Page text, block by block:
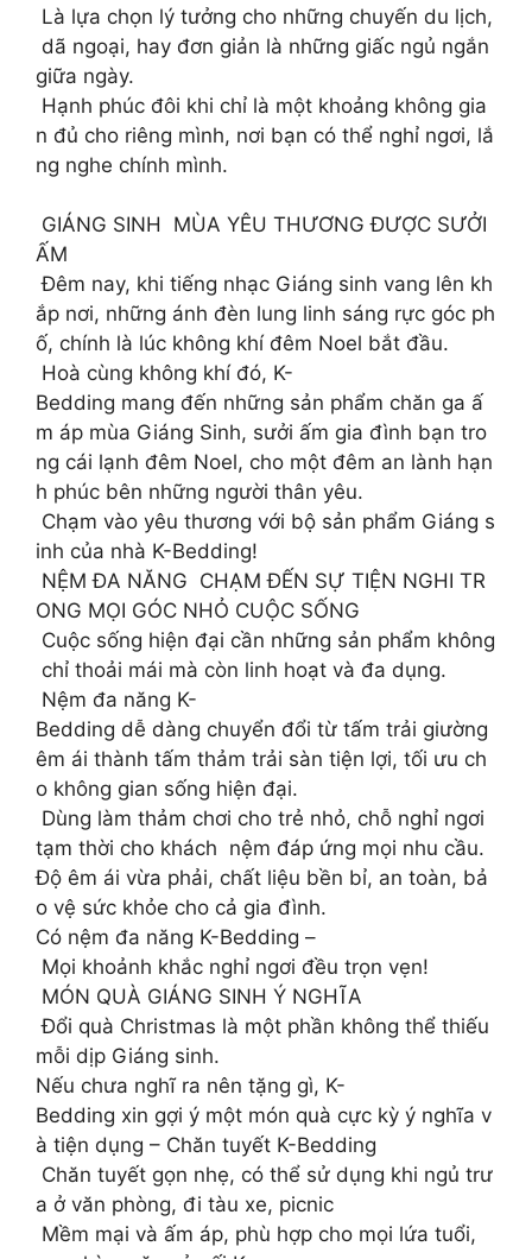
Là lựa chọn lý tưởng cho những chuyến du lịch,
dã ngoại, hay đơn giản là những giấc ngủ ngắn
giữa ngày.
Hạnh phúc đôi khi chỉ là một khoảng không gia
n đủ cho riêng mình, nơi bạn có thể nghỉ ngơi, lắ
ng nghe chính mình.
GIÁNG SINH MÙA YÊU THƯƠNG ĐƯỢC SƯỞI
ẤM
Đêm nay, khi tiếng nhạc Giáng sinh vang lên kh
ắp nơi, những ánh đèn lung linh sáng rực góc ph
ố, chính là lúc không khí đêm Noel bắt đầu.
Hoà cùng không khí đó, K-
Bedding mang đến những sản phẩm chăn ga ấ
m áp mùa Giáng Sinh, sưởi ấm gia đình bạn tro
ng cái lạnh đêm Noel, cho một đêm an lành hạn
h phúc bên những người thân yêu.
Chạm vào yêu thương với bộ sản phẩm Giáng s
inh của nhà K-Bedding!
NỆM ĐA NĂNG CHẠM ĐẾN SỰ TIỆN NGHI TR
ONG MỌI GÓC NHỎ CUỘC SỐNG
Cuộc sống hiện đại cần những sản phẩm không
chỉ thoải mái mà còn linh hoạt và đa dụng.
Nệm đa năng K-
Bedding dễ dàng chuyển đổi từ tấm trải giường
êm ái thành tấm thảm trải sàn tiện lợi, tối ưu ch
o không gian sống hiện đại.
Dùng làm thảm chơi cho trẻ nhỏ, chỗ nghỉ ngơi
tạm thời cho khách nệm đáp ứng mọi nhu cầu.
Độ êm ái vừa phải, chất liệu bền bỉ, an toàn, bả
o vệ sức khỏe cho cả gia đình.
Có nệm đa năng K-Bedding –
Mọi khoảnh khắc nghỉ ngơi đều trọn vẹn!
MÓN QUÀ GIÁNG SINH Ý NGHĨA ️
Đổi quà Christmas là một phần không thể thiếu
mỗi dịp Giáng sinh.
Nếu chưa nghĩ ra nên tặng gì, K-
Bedding xin gợi ý một món quà cực kỳ ý nghĩa v
à tiện dụng – Chăn tuyết K-Bedding
Chăn tuyết gọn nhẹ, có thể sử dụng khi ngủ trư
a ở văn phòng, đi tàu xe, picnic
Mềm mại và ấm áp, phù hợp cho mọi lứa tuổi,